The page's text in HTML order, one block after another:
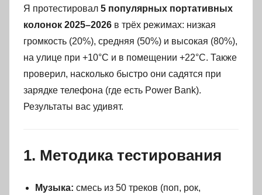
Я протестировал 5 популярных портативных
колонок 2025–2026 в трёх режимах: низкая
громкость (20%), средняя (50%) и высокая (80%),
на улице при +10°C и в помещении +22°C. Также
проверил, насколько быстро они садятся при
зарядке телефона (где есть Power Bank).
Результаты вас удивят.
1. Методика тестирования
Музыка: смесь из 50 треков (поп, рок,